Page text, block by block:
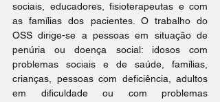
sociais, educadores, fisioterapeutas e com
as famílias dos pacientes. O trabalho do
OSS dirige-se a pessoas em situação de
penúria ou doença social: idosos com
problemas sociais e de saúde, famílias,
crianças, pessoas com deficiência, adultos
em dificuldade ou com problemas